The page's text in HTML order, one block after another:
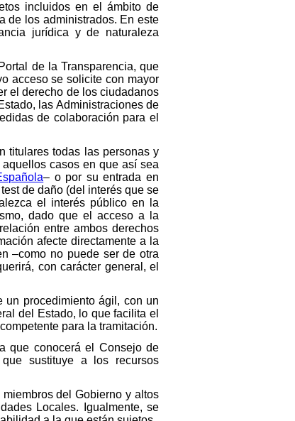
incluidos en el ámbito de
de los administrados. En este
jurídica y de naturaleza
de la Transparencia, que
acceso se solicite con mayor
el derecho de los ciudadanos
las Administraciones de
de colaboración para el
titulares todas las personas y
casos en que así sea
– o por su entrada en
de daño (del interés que se
el interés público en la
dado que el acceso a la
entre ambos derechos
afecte directamente a la
–como no puede ser de otra
con carácter general, el
procedimiento ágil, con un
del Estado, lo que facilita el
para la tramitación.
que conocerá el Consejo de
sustituye a los recursos
del Gobierno y altos
Locales. Igualmente, se